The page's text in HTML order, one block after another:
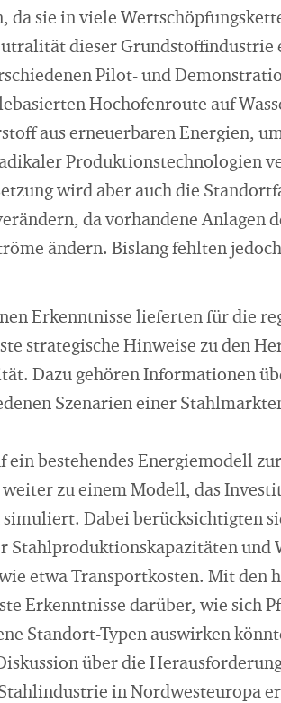
da sie in viele
dieser Grundstoffindustrie
Pilot- und
Hochofenroute auf
aus erneuerbaren Energien,
Produktionstechnologien
wird aber auch die
da vorhandene Anlagen
ändern. Bislang fehlten
Erkenntnisse lieferten für die
strategische Hinweise zu den
Dazu gehören Informationen
Szenarien einer
bestehendes Energiemodell
zu einem Modell, das
Dabei berücksichtigten
Stahlproduktionskapazitäten und
etwa Transportkosten. Mit den
Erkenntnisse darüber, wie sich
Standort-Typen auswirken
über die
in Nordwesteuropa